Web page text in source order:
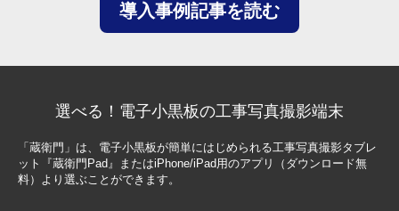
導入事例記事を読む
選べる！電子小黒板の工事写真撮影端末
「蔵衛門」は、電子小黒板が簡単にはじめられる工事写真撮影タブレ
ット『蔵衛門Pad』またはiPhone/iPad用のアプリ（ダウンロード無
料）より選ぶことができます。